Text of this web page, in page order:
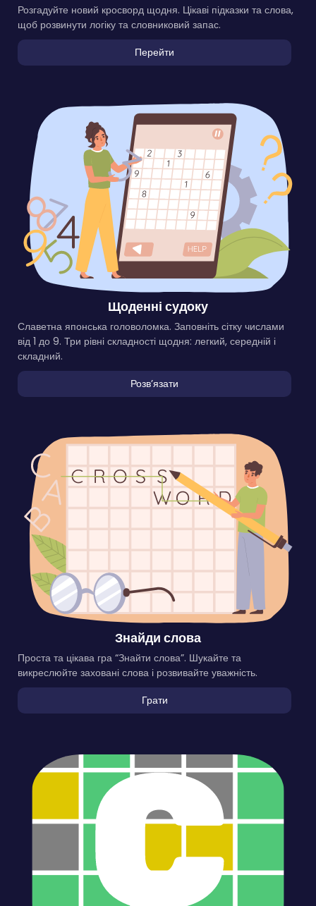
Розгадуйте новий кросворд щодня. Цікаві підказки та слова,
щоб розвинути логіку та словниковий запас.
Перейти
Щоденні судоку
Славетна японська головоломка. Заповніть сітку числами
від 1 до 9. Три рівні складності щодня: легкий, середній і
складний.
Розвʼязати
Знайди слова
Проста та цікава гра “Знайти слова”. Шукайте та
викреслюйте заховані слова і розвивайте уважність.
Грати